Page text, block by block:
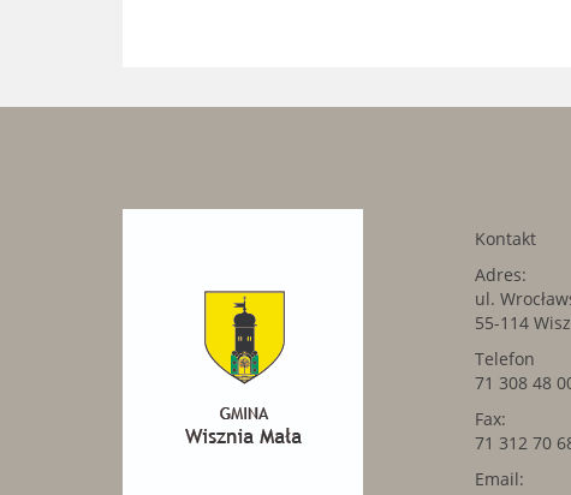
Kontakt
Adres:
ul.
55-114
Telefon
71 308 48
Fax:
71 312 70
Email: